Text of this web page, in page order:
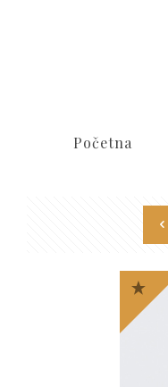
Početna